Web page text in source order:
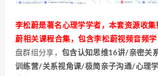
李松蔚是著名心理学学者，本套资源收
蔚相关课程合集，包含李松蔚视频音频
盘群组分享， 包含认知思维16讲/亲密关
训练营/关系视角课/极简亲子沟通/心理